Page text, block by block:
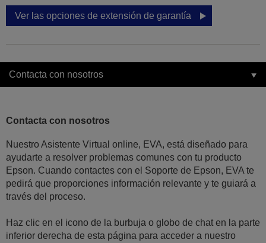
Ver las opciones de extensión de garantía
Contacta con nosotros
Contacta con nosotros
Nuestro Asistente Virtual online, EVA, está diseñado para
ayudarte a resolver problemas comunes con tu producto
Epson. Cuando contactes con el Soporte de Epson, EVA te
pedirá que proporciones información relevante y te guiará a
través del proceso.
Haz clic en el icono de la burbuja o globo de chat en la parte
inferior derecha de esta página para acceder a nuestro